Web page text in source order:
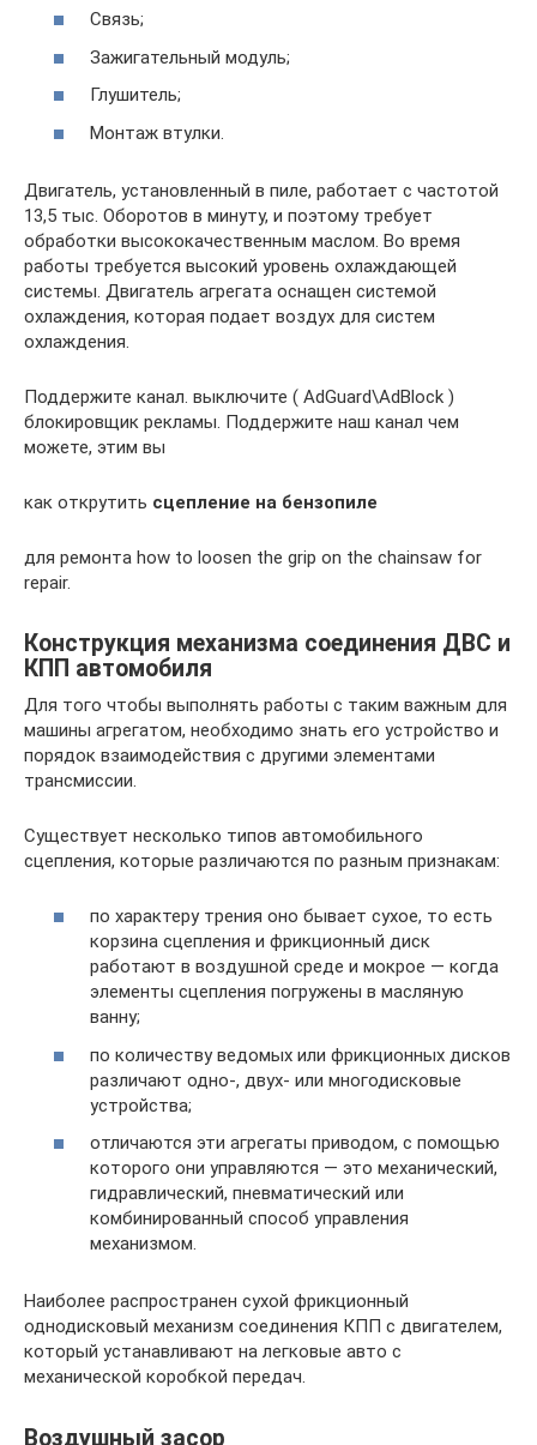
Связь;
Зажигательный модуль;
Глушитель;
Монтаж втулки.
Двигатель, установленный в пиле, работает с частотой
13,5 тыс. Оборотов в минуту, и поэтому требует
обработки высококачественным маслом. Во время
работы требуется высокий уровень охлаждающей
системы. Двигатель агрегата оснащен системой
охлаждения, которая подает воздух для систем
охлаждения.
Поддержите канал. выключите ( AdGuard\AdBlock )
блокировщик рекламы. Поддержите наш канал чем
можете, этим вы
как открутить сцепление на бензопиле
для ремонта how to loosen the grip on the chainsaw for
repair.
Конструкция механизма соединения ДВС и
КПП автомобиля
Для того чтобы выполнять работы с таким важным для
машины агрегатом, необходимо знать его устройство и
порядок взаимодействия с другими элементами
трансмиссии.
Существует несколько типов автомобильного
сцепления, которые различаются по разным признакам:
по характеру трения оно бывает сухое, то есть
корзина сцепления и фрикционный диск
работают в воздушной среде и мокрое — когда
элементы сцепления погружены в масляную
ванну;
по количеству ведомых или фрикционных дисков
различают одно-, двух- или многодисковые
устройства;
отличаются эти агрегаты приводом, с помощью
которого они управляются — это механический,
гидравлический, пневматический или
комбинированный способ управления
механизмом.
Наиболее распространен сухой фрикционный
однодисковый механизм соединения КПП с двигателем,
который устанавливают на легковые авто с
механической коробкой передач.
Воздушный засор